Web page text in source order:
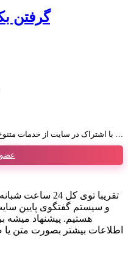
گرفتن
با اشتراک در سایت از خدمات متنوع ما بهره مند شوید …
تقریبا توی کل
و سیستم گفتگوی پایین
هستیم. پیشنهاد میشه
اطلاعات بیشتر بصورت متن یا